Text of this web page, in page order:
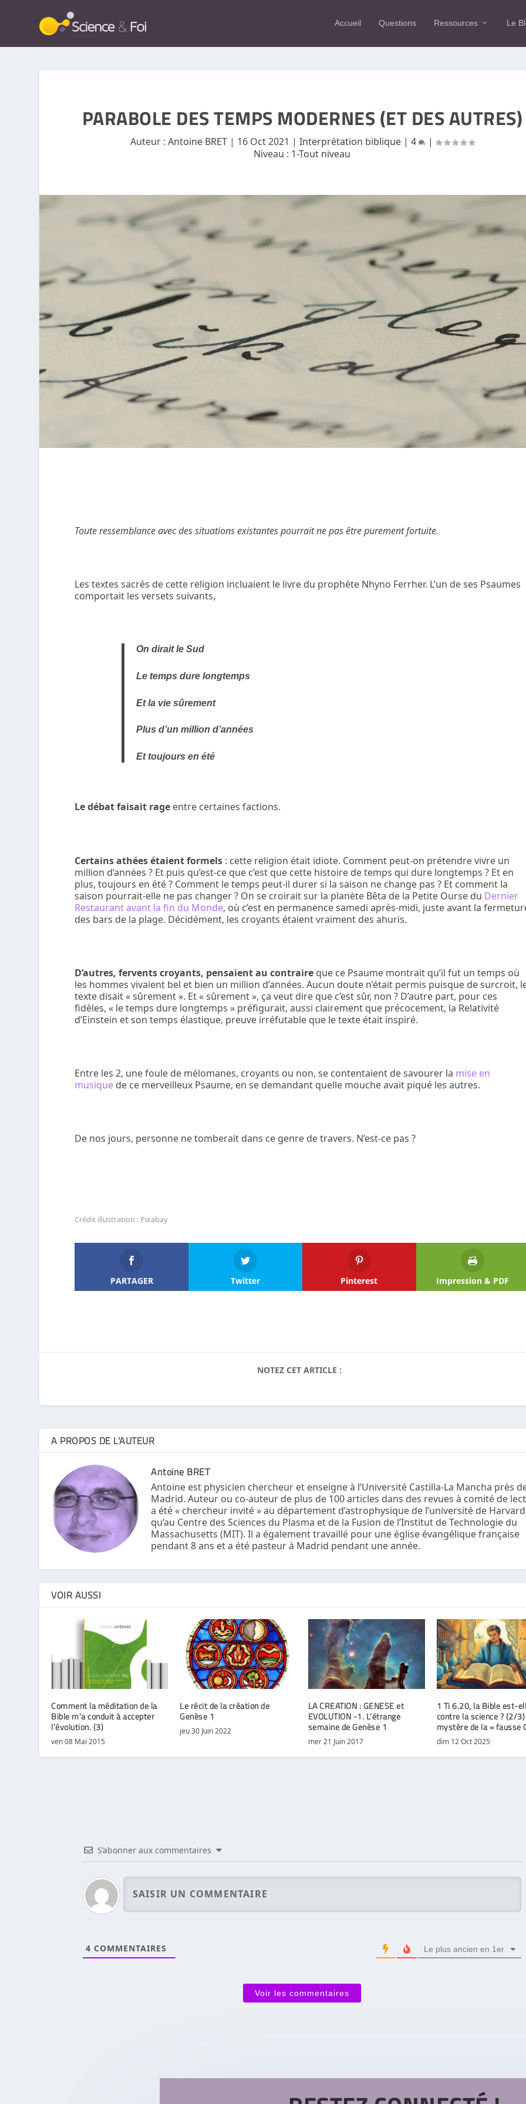
Accueil Questions Ressources Le
PARABOLE DES TEMPS MODERNES (ET DES AUTRES)
Auteur : Antoine BRET| 16 Oct 2021 | Interprétation biblique| 4
|
Niveau : 1-Tout niveau
Toute ressemblance avec des situations existantes pourrait ne pas être purement fortuite.
Les textes sacrés de cette religion incluaient le livre du prophète Nhyno Ferrher. L’un de ses Psaumes
comportait les versets suivants,
On dirait le Sud
Le temps dure longtemps
Et la vie sûrement
Plus d’un million d’années
Et toujours en été
Le débat faisait rage entre certaines factions.
Certains athées étaient formels : cette religion était idiote. Comment peut-on prétendre vivre un
million d’années ? Et puis qu’est-ce que c’est que cette histoire de temps qui dure longtemps ? Et en
plus, toujours en été ? Comment le temps peut-il durer si la saison ne change pas ? Et comment la
saison pourrait-elle ne pas changer ? On se croirait sur la planète Bêta de la Petite Ourse du Dernier
Restaurant avant la fin du Monde, où c’est en permanence samedi après-midi, juste avant la
des bars de la plage. Décidément, les croyants étaient vraiment des ahuris.
D’autres, fervents croyants, pensaient au contraire que ce Psaume montrait qu’il fut un temps où
les hommes vivaient bel et bien un million d’années. Aucun doute n’était permis puisque de surcroit,
texte disait « sûrement ». Et « sûrement », ça veut dire que c’est sûr, non ? D’autre part, pour ces
fidèles, « le temps dure longtemps » préfigurait, aussi clairement que précocement, la Relativité
d’Einstein et son temps élastique, preuve irréfutable que le texte était inspiré.
Entre les 2, une foule de mélomanes, croyants ou non, se contentaient de savourer la mise en
musique de ce merveilleux Psaume, en se demandant quelle mouche avait piqué les autres.
De nos jours, personne ne tomberait dans ce genre de travers. N’est-ce pas ?
Crédit illustration : Pixabay
PARTAGER Twitter Pinterest Impression & PDF
NOTEZ CET ARTICLE :
A PROPOS DE L'AUTEUR
Antoine BRET
Antoine est physicien chercheur et enseigne à l’Université Castilla-La Mancha près
Madrid. Auteur ou co-auteur de plus de 100 articles dans des revues à comité de
a été « chercheur invité » au département d’astrophysique de l’université de
qu’au Centre des Sciences du Plasma et de la Fusion de l’Institut de Technologie du
Massachusetts (MIT). Il a également travaillé pour une église évangélique française
pendant 8 ans et a été pasteur à Madrid pendant une année.
VOIR AUSSI
Comment la méditation de la
Bible m’a conduit à accepter
l’évolution. (3)
ven 08 Mai 2015
Le récit de la création de
Genèse 1
jeu 30 Juin 2022
LA CREATION : GENESE et
EVOLUTION -1. L’étrange
semaine de Genèse 1
mer 21 Juin 2017
1 Ti 6.20, la Bible est-
contre la science ? (2/
mystère de la « fausse
dim 12 Oct 2025
S’abonner aux commentaires
4 COMMENTAIRES Le plus ancien en 1er
Voir les commentaires